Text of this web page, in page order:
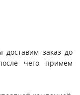
заказ до
чего примем